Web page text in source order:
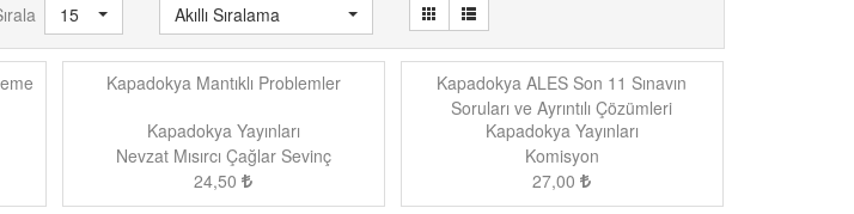
15 Akıllı Sıralama
Kapadokya Mantıklı Problemler
Kapadokya Yayınları
Nevzat Mısırcı Çağlar Sevinç
24,50
Kapadokya ALES Son 11 Sınavın
Soruları ve Ayrıntılı Çözümleri
Kapadokya Yayınları
Komisyon
27,00